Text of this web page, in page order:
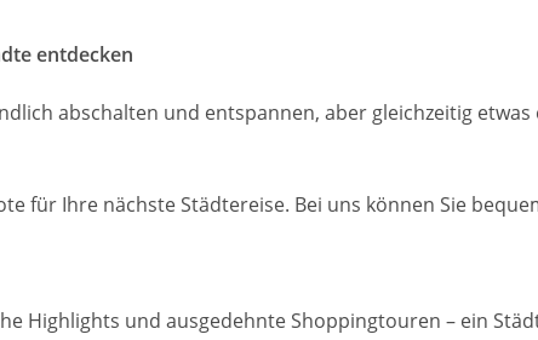
entdecken
abschalten und entspannen, aber gleichzeitig
für Ihre nächste Städtereise. Bei uns können Sie
Highlights und ausgedehnte Shoppingtouren – ein